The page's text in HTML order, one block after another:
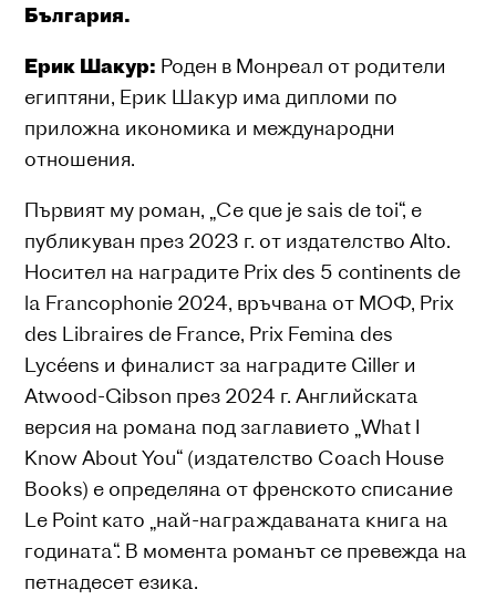
България.
Ерик Шакур: Роден в Монреал от родители
египтяни, Ерик Шакур има дипломи по
приложна икономика и международни
отношения.
Първият му роман, „Ce que je sais de toi“, е
публикуван през 2023 г. от издателство Alto.
Носител на наградите Prix des 5 continents de
la Francophonie 2024, връчвана от МОФ, Prix
des Libraires de France, Prix Femina des
Lycéens и финалист за наградите Giller и
Atwood-Gibson през 2024 г. Английската
версия на романа под заглавието „What I
Know About You“ (издателство Coach House
Books) е определяна от френското списание
Le Point като „най-награждаваната книга на
годината“. В момента романът се превежда на
петнадесет езика.